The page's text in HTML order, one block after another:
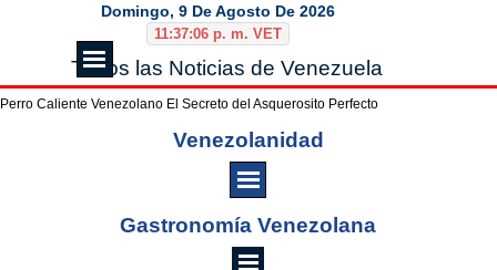
Vaya al ContenidoDomingo, 9 De Agosto De 2026
11:37:07 p. m. VET
Todos las Noticias de Venezuela
Saltar menú
Perro Caliente Venezolano El Secreto del Asquerosito Perfecto
Venezolanidad
Gastronomía Venezolana